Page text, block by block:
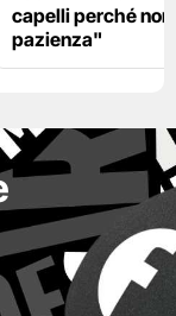
capelli perché
pazienza"